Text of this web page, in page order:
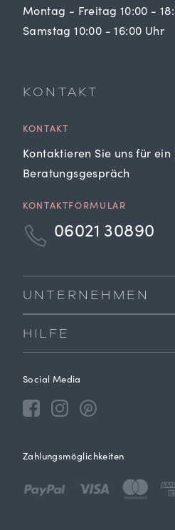
Montag - Freitag 10:00 -
Samstag 10:00 - 16:00 Uhr
KONTAKT
KONTAKT
Kontaktieren Sie uns für ein
Beratungsgespräch
KONTAKTFORMULAR
06021 30890
UNTERNEHMEN
HILFE
Social Media
Zahlungsmöglichkeiten